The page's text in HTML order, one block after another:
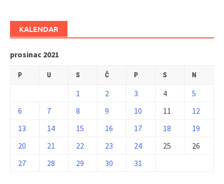
KALENDAR
prosinac 2021
P U S Č P S N
1 2 3 4
5
6
7 8 9 10 11
12
13
14 15 16 17 18
19
20
21 22 23 24 25
26
27
28 29 30 31